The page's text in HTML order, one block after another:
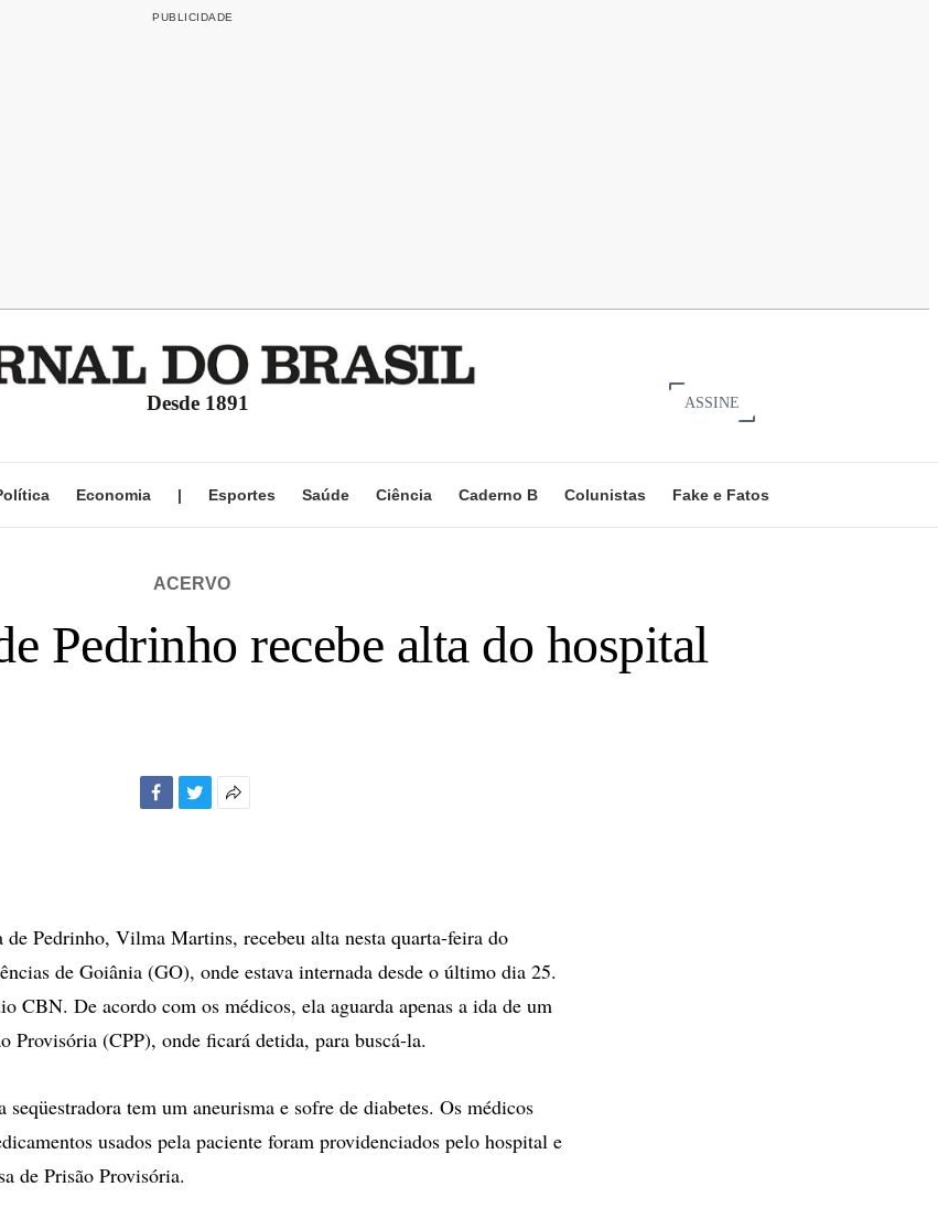
Desde 1891 ASSINE
Economia | Esportes Saúde Ciência Caderno B Colunistas Fake e Fatos
ACERVO
Pedrinho recebe alta do hospital
Pedrinho, Vilma Martins, recebeu alta nesta quarta-feira do
de Goiânia (GO), onde estava internada desde o último dia 25.
CBN. De acordo com os médicos, ela aguarda apenas a ida de um
Provisória (CPP), onde ficará detida, para buscá-la.
seqüestradora tem um aneurisma e sofre de diabetes. Os médicos
usados pela paciente foram providenciados pelo hospital e
de Prisão Provisória.